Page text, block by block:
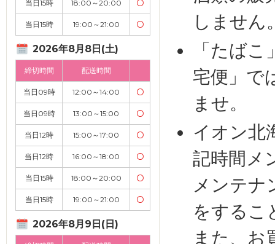
当日15時 18:00～20:00 〇
当日15時 19:00～21:00 〇
2026年8月8日(土)
締切時間 配送時間
当日09時 12:00～14:00 〇
当日09時 13:00～15:00 〇
当日12時 15:00～17:00 〇
当日12時 16:00～18:00 〇
当日15時 18:00～20:00 〇
当日15時 19:00～21:00 〇
2026年8月9日(日)
しません
「たば
宅便」で
ませ。
イオン北
記時間メ
メンテナ
をするこ
また、お